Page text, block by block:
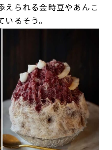
えられる金時豆やあんこ
るそう。